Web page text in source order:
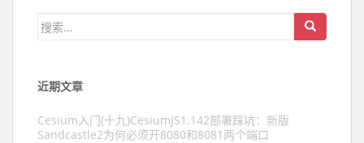
搜索：
近期文章
Cesium入门(十九)CesiumJS1.142部署踩坑：新版
Sandcastle2为何必须开8080和8081两个端口